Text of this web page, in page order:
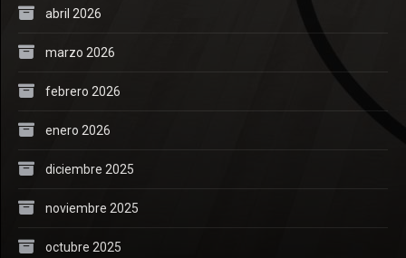
abril 2026
marzo 2026
febrero 2026
enero 2026
diciembre 2025
noviembre 2025
octubre 2025